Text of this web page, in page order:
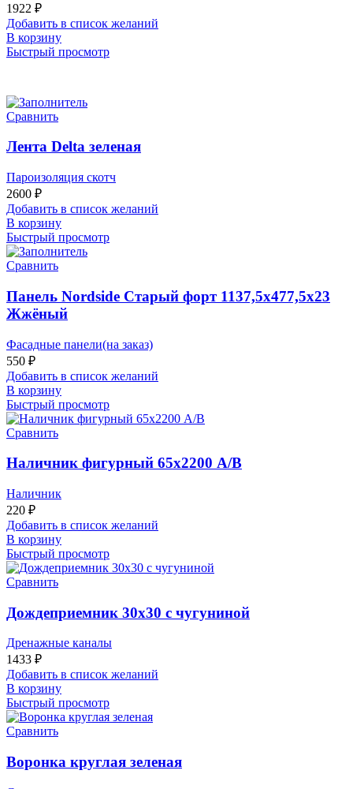
1922 ₽
Добавить в список желаний
В корзину
Быстрый просмотр
Сравнить
Лента Delta зеленая
Пароизоляция скотч
2600 ₽
Добавить в список желаний
В корзину
Быстрый просмотр
Сравнить
Панель Nordside Старый форт 1137,5х477,5х23
Жжёный
Фасадные панели(на заказ)
550 ₽
Добавить в список желаний
В корзину
Быстрый просмотр
Сравнить
Наличник фигурный 65х2200 А/В
Наличник
220 ₽
Добавить в список желаний
В корзину
Быстрый просмотр
Сравнить
Дождеприемник 30х30 с чугуниной
Дренажные каналы
1433 ₽
Добавить в список желаний
В корзину
Быстрый просмотр
Сравнить
Воронка круглая зеленая